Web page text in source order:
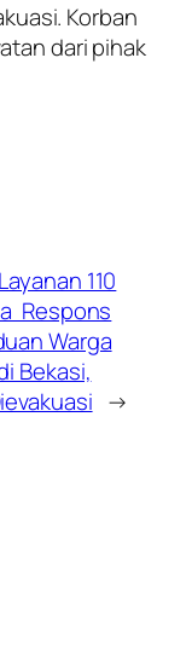
Korban
dari pihak
110
Respons
Warga
Bekasi,
→